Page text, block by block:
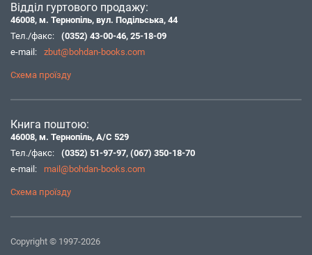
Відділ гуртового продажу:
46008, м. Тернопіль, вул. Подільська, 44
Тел./факс:
(0352) 43-00-46, 25-18-09
e-mail:
zbut@bohdan-books.com
Схема проїзду
Книга поштою:
46008, м. Тернопіль, А/С 529
Тел./факс:
(0352) 51-97-97, (067) 350-18-70
e-mail:
mail@bohdan-books.com
Схема проїзду
Copyright © 1997-2026